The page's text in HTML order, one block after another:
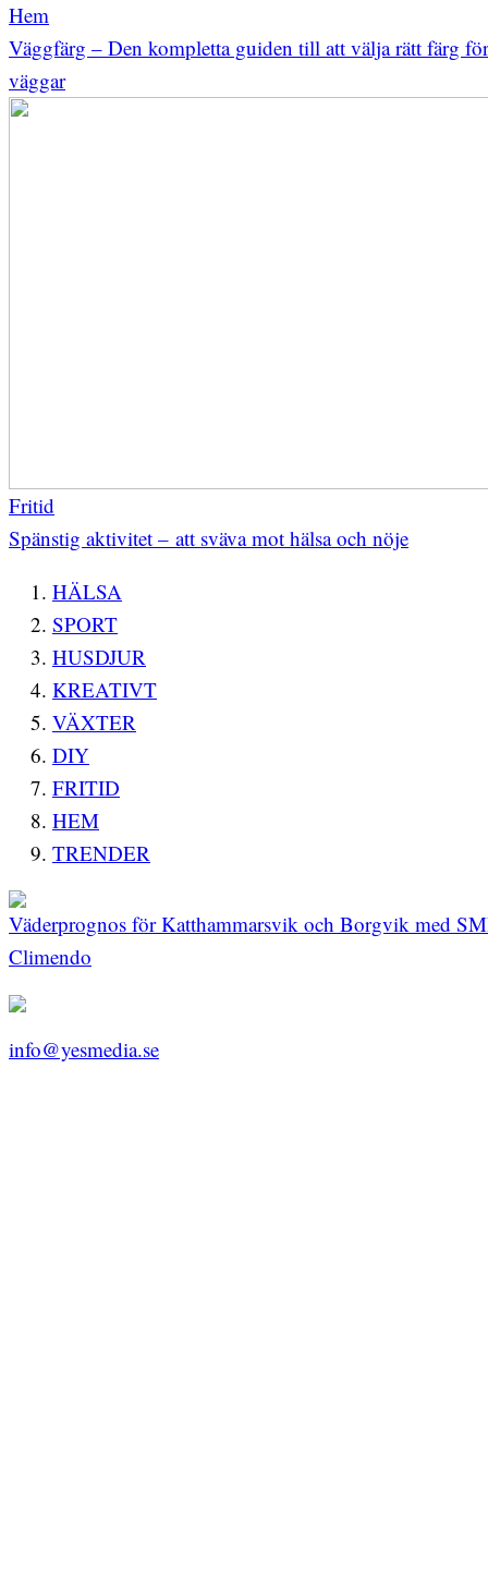
Hem
Väggfärg – Den kompletta guiden till att välja rätt färg
väggar
Fritid
Spänstig aktivitet – att sväva mot hälsa och nöje
HÄLSA
SPORT
HUSDJUR
KREATIVT
VÄXTER
DIY
FRITID
HEM
TRENDER
Väderprognos för Katthammarsvik och Borgvik med
Climendo
info@yesmedia.se